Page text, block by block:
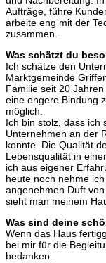
Aufträge, führe
arbeite eng mit der
zusammen.
Was schätzt du
Ich schätze den
Marktgemeinde
Familie seit 20
eine engere Bindung
möglich.
Ich bin stolz, dass ich
Unternehmen an der
konnte. Die Qualität
Lebensqualität in
ich aus eigener
heute noch nehme
angenehmen Duft
sieht man meinem
Was sind deine
Wenn das Haus
bei mir für die
bedanken.